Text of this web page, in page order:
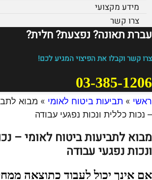
מידע מקצועי
צרו קשר
עברת תאונה? נפצעת? חלית?​
צרו קשר וקבלו את הפיצוי המגיע לכם!
03-385-1206
ראשי » תביעות ביטוח לאומי » מבוא
– נכות כללית ונכות נפגעי עבודה
מבוא לתביעות ביטוח לאומי –
ונכות נפגעי עבודה
אם אינך יכול לעבוד כתוצאה